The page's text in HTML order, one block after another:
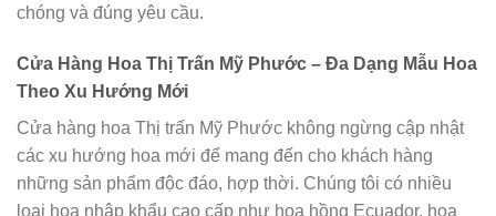
chóng và đúng yêu cầu.
Cửa Hàng Hoa Thị Trấn Mỹ Phước – Đa Dạng Mẫu Hoa
Theo Xu Hướng Mới
Cửa hàng hoa Thị trấn Mỹ Phước không ngừng cập nhật
các xu hướng hoa mới để mang đến cho khách hàng
những sản phẩm độc đáo, hợp thời. Chúng tôi có nhiều
loại hoa nhập khẩu cao cấp như hoa hồng Ecuador, hoa